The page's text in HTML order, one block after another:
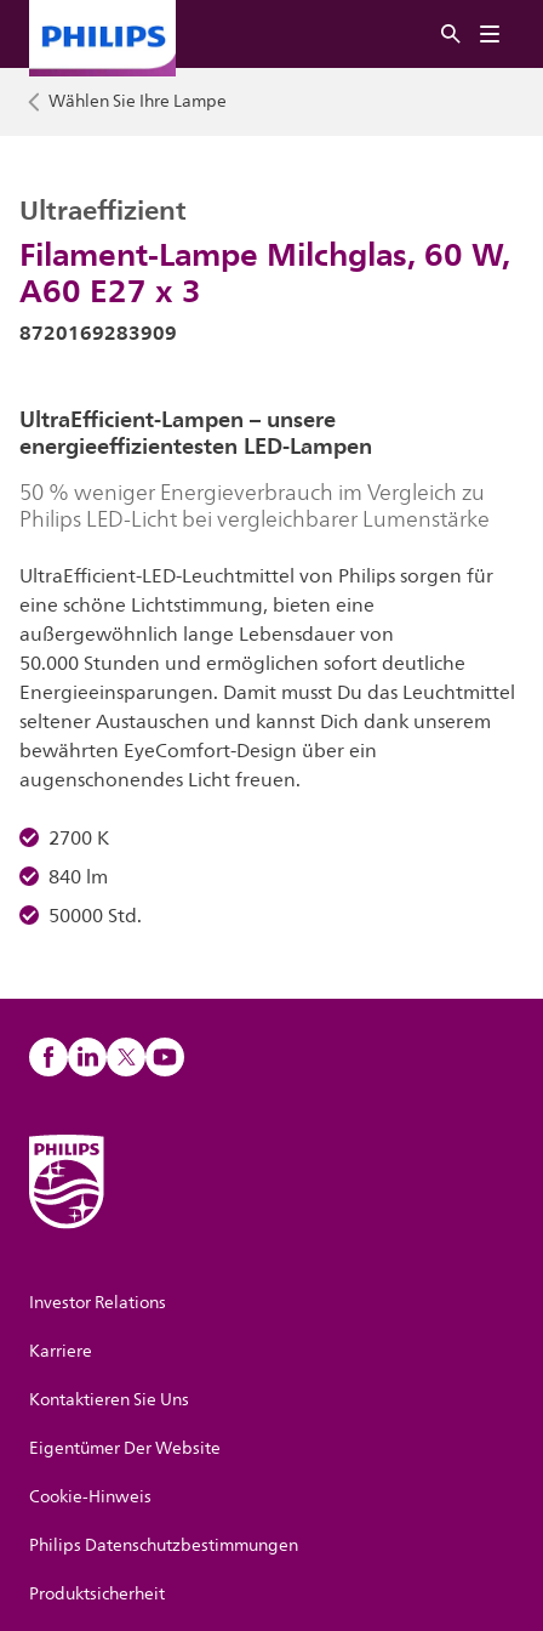
Wählen Sie Ihre Lampe
Filament-Lampe Milchglas, 60 W,
A60 E27 x 3
Ultraeffizient
8720169283909
UltraEfficient-Lampen – unsere
energieeffizientesten LED-Lampen
50 % weniger Energieverbrauch im Vergleich zu
Philips LED-Licht bei vergleichbarer Lumenstärke
UltraEfficient-LED-Leuchtmittel von Philips sorgen für
eine schöne Lichtstimmung, bieten eine
außergewöhnlich lange Lebensdauer von
50.000 Stunden und ermöglichen sofort deutliche
Energieeinsparungen. Damit musst Du das Leuchtmittel
seltener Austauschen und kannst Dich dank unserem
bewährten EyeComfort-Design über ein
augenschonendes Licht freuen.
2700 K
840 lm
50000 Std.
Investor Relations
Karriere
Kontaktieren Sie Uns
Eigentümer Der Website
Cookie-Hinweis
Philips Datenschutzbestimmungen
Produktsicherheit